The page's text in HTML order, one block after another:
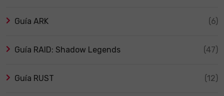
Guía ARK (6)
Guía RAID: Shadow Legends (47)
Guía RUST (12)